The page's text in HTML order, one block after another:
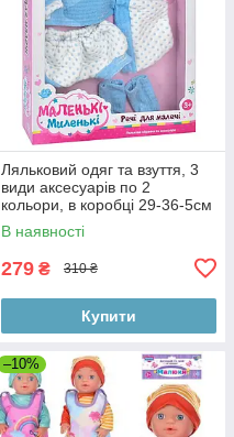
Ляльковий одяг та взуття, 3
види аксесуарів по 2
кольори, в коробці 29-36-5см
В наявності
279 ₴ 310 ₴
Купити
–10%